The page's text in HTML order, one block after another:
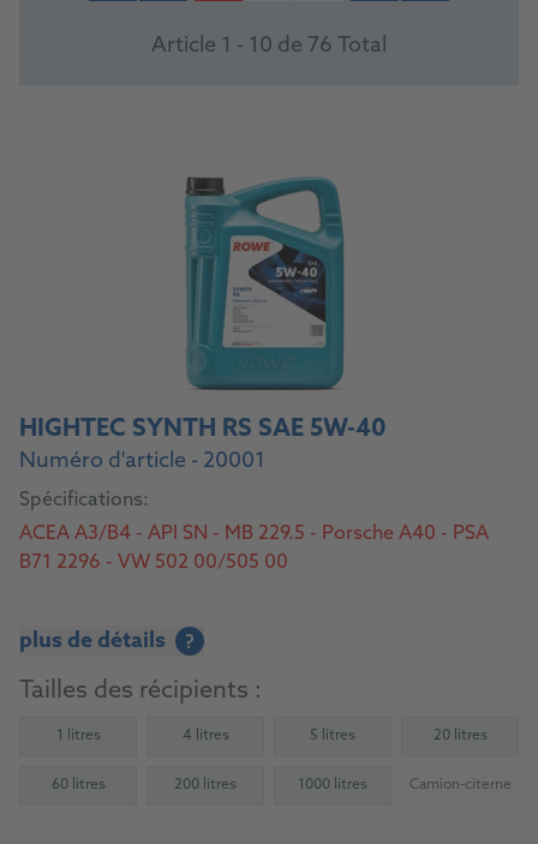
Article 1 - 10 de 76 Total
HIGHTEC SYNTH RS SAE 5W-40
Numéro d'article - 20001
Spécifications:
ACEA A3/B4 - API SN - MB 229.5 - Porsche A40 - PSA
B71 2296 - VW 502 00/505 00
plus de détails ?
Tailles des récipients :
1 litres 4 litres 5 litres 20 litres
60 litres 200 litres 1000 litres Camion-citerne
(Not